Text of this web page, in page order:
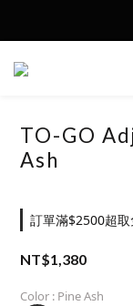
TO-GO
Ash
訂單滿$2500超
NT$1,380
Color : Pine Ash